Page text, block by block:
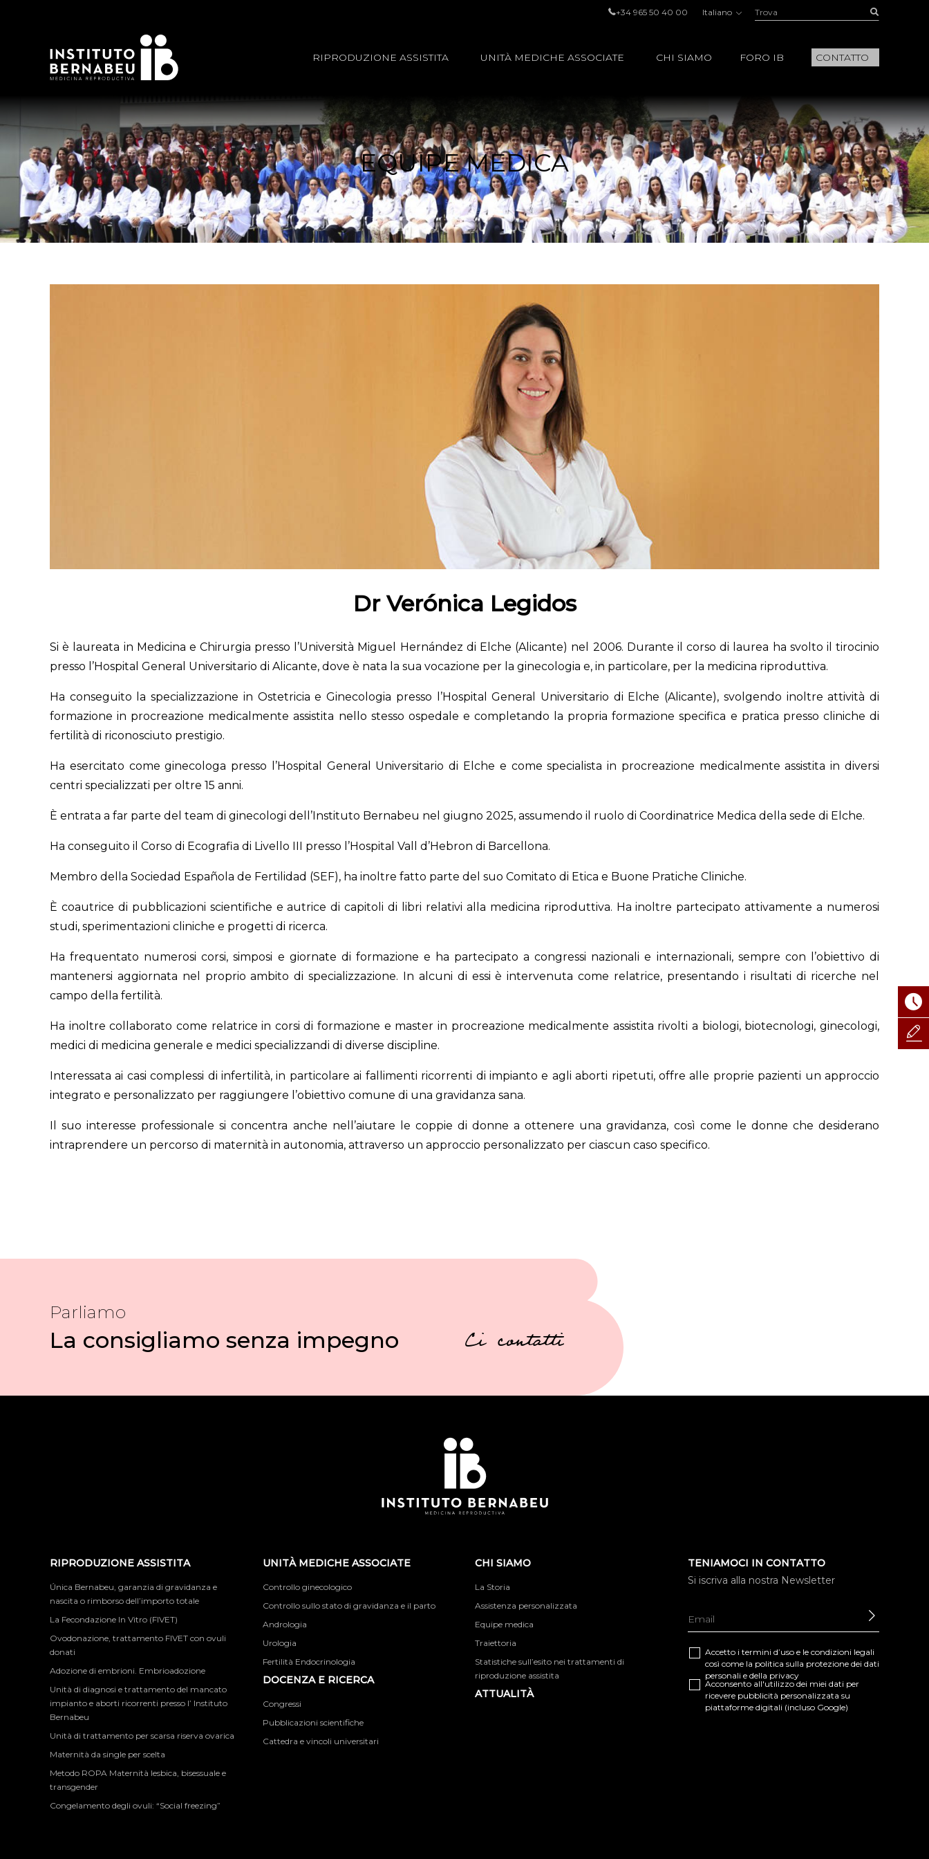
+34 965 50 40 00 Italiano Trova:
RIPRODUZIONE ASSISTITA UNITÀ MEDICHE ASSOCIATE CHI SIAMO FORO IB CONTATTO
EQUIPE MEDICA
Dr Verónica Legidos
Si è laureata in Medicina e Chirurgia presso l’Università Miguel Hernández di Elche (Alicante) nel 2006. Durante il corso di laurea ha svolto il tirocinio
presso l’Hospital General Universitario di Alicante, dove è nata la sua vocazione per la ginecologia e, in particolare, per la medicina riproduttiva.
Ha conseguito la specializzazione in Ostetricia e Ginecologia presso l’Hospital General Universitario di Elche (Alicante), svolgendo inoltre attività di
formazione in procreazione medicalmente assistita nello stesso ospedale e completando la propria formazione specifica e pratica presso cliniche di
fertilità di riconosciuto prestigio.
Ha esercitato come ginecologa presso l’Hospital General Universitario di Elche e come specialista in procreazione medicalmente assistita in diversi
centri specializzati per oltre 15 anni.
È entrata a far parte del team di ginecologi dell’Instituto Bernabeu nel giugno 2025, assumendo il ruolo di Coordinatrice Medica della sede di Elche.
Ha conseguito il Corso di Ecografia di Livello III presso l’Hospital Vall d’Hebron di Barcellona.
Membro della Sociedad Española de Fertilidad (SEF), ha inoltre fatto parte del suo Comitato di Etica e Buone Pratiche Cliniche.
È coautrice di pubblicazioni scientifiche e autrice di capitoli di libri relativi alla medicina riproduttiva. Ha inoltre partecipato attivamente a numerosi
studi, sperimentazioni cliniche e progetti di ricerca.
Ha frequentato numerosi corsi, simposi e giornate di formazione e ha partecipato a congressi nazionali e internazionali, sempre con l’obiettivo di
mantenersi aggiornata nel proprio ambito di specializzazione. In alcuni di essi è intervenuta come relatrice, presentando i risultati di ricerche nel
campo della fertilità.
Ha inoltre collaborato come relatrice in corsi di formazione e master in procreazione medicalmente assistita rivolti a biologi, biotecnologi, ginecologi,
medici di medicina generale e medici specializzandi di diverse discipline.
Interessata ai casi complessi di infertilità, in particolare ai fallimenti ricorrenti di impianto e agli aborti ripetuti, offre alle proprie pazienti un approccio
integrato e personalizzato per raggiungere l’obiettivo comune di una gravidanza sana.
Il suo interesse professionale si concentra anche nell’aiutare le coppie di donne a ottenere una gravidanza, così come le donne che desiderano
intraprendere un percorso di maternità in autonomia, attraverso un approccio personalizzato per ciascun caso specifico.
Parliamo
La consigliamo senza impegno Ci contatti
RIPRODUZIONE ASSISTITA
Única Bernabeu, garanzia di gravidanza e
nascita o rimborso dell’importo totale
La Fecondazione In Vitro (FIVET)
Ovodonazione, trattamento FIVET con ovuli
donati
Adozione di embrioni. Embrioadozione
Unità di diagnosi e trattamento del mancato
impianto e aborti ricorrenti presso l’ Instituto
Bernabeu
Unità di trattamento per scarsa riserva ovarica
Maternità da single per scelta
Metodo ROPA Maternità lesbica, bisessuale e
transgender
Congelamento degli ovuli: “Social freezing”
UNITÀ MEDICHE ASSOCIATE
Controllo ginecologico
Controllo sullo stato di gravidanza e il parto
Andrologia
Urologia
Fertilità Endocrinologia
DOCENZA E RICERCA
Congressi
Pubblicazioni scientifiche
Cattedra e vincoli universitari
CHI SIAMO
La Storia
Assistenza personalizzata
Equipe medica
Traiettoria
Statistiche sull’esito nei trattamenti di
riproduzione assistita
ATTUALITÀ
TENIAMOCI IN CONTATTO
Si iscriva alla nostra Newsletter
Accetto i termini d’uso e le condizioni legali
così come la politica sulla protezione dei dati
personali e della privacy
Acconsento all'utilizzo dei miei dati per
ricevere pubblicità personalizzata su
piattaforme digitali (incluso Google)